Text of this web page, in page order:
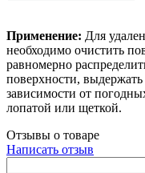
Применение: Для
необходимо очистить
равномерно
поверхности,
зависимости от
лопатой или щеткой.
Отзывы о товаре
Написать отзыв